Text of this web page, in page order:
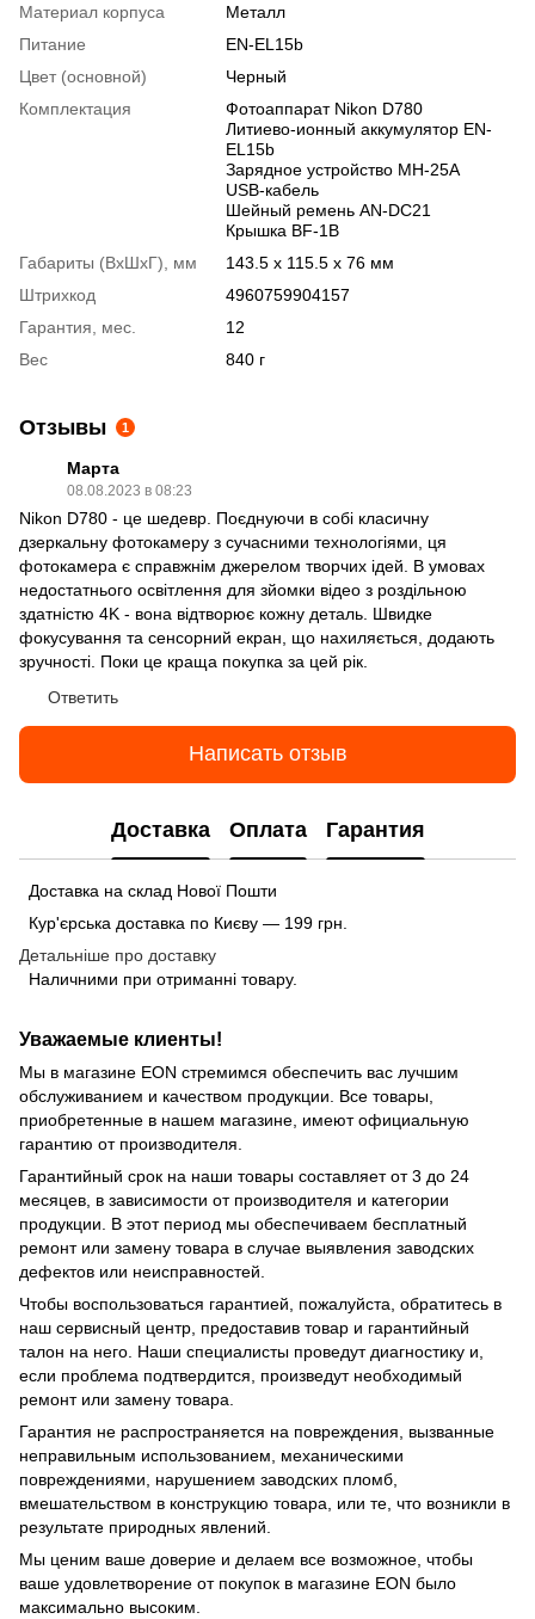
Материал корпуса
Металл
Питание
EN-EL15b
Цвет (основной)
Черный
Комплектация
Фотоаппарат Nikon D780
Литиево-ионный аккумулятор EN-
EL15b
Зарядное устройство MH-25A
USB-кабель
Шейный ремень AN-DC21
Крышка BF-1B
Габариты (ВхШхГ), мм
143.5 x 115.5 x 76 мм
Штрихкод
4960759904157
Гарантия, мес.
12
Вес
840 г
Отзывы 1
Марта
08.08.2023 в 08:23
Nikon D780 - це шедевр. Поєднуючи в собі класичну
дзеркальну фотокамеру з сучасними технологіями, ця
фотокамера є справжнім джерелом творчих ідей. В умовах
недостатнього освітлення для зйомки відео з роздільною
здатністю 4K - вона відтворює кожну деталь. Швидке
фокусування та сенсорний екран, що нахиляється, додають
зручності. Поки це краща покупка за цей рік.
Ответить
Написать отзыв
Доставка Оплата Гарантия
Доставка на склад Нової Пошти
Кур'єрська доставка по Києву — 199 грн.
Детальніше про доставку
Наличними при отриманні товару.
Уважаемые клиенты!
Мы в магазине EON стремимся обеспечить вас лучшим
обслуживанием и качеством продукции. Все товары,
приобретенные в нашем магазине, имеют официальную
гарантию от производителя.
Гарантийный срок на наши товары составляет от 3 до 24
месяцев, в зависимости от производителя и категории
продукции. В этот период мы обеспечиваем бесплатный
ремонт или замену товара в случае выявления заводских
дефектов или неисправностей.
Чтобы воспользоваться гарантией, пожалуйста, обратитесь в
наш сервисный центр, предоставив товар и гарантийный
талон на него. Наши специалисты проведут диагностику и,
если проблема подтвердится, произведут необходимый
ремонт или замену товара.
Гарантия не распространяется на повреждения, вызванные
неправильным использованием, механическими
повреждениями, нарушением заводских пломб,
вмешательством в конструкцию товара, или те, что возникли в
результате природных явлений.
Мы ценим ваше доверие и делаем все возможное, чтобы
ваше удовлетворение от покупок в магазине EON было
максимально высоким.